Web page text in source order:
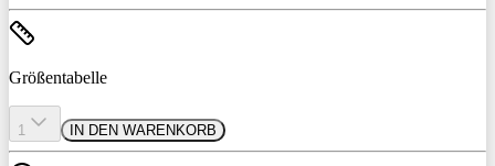
Größentabelle
1 IN DEN WARENKORB